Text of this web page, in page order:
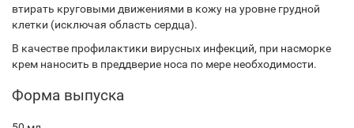
втирать круговыми движениями в кожу на уровне грудной
клетки (исключая область сердца).
В качестве профилактики вирусных инфекций, при насморке
крем наносить в преддверие носа по мере необходимости.
Форма выпуска